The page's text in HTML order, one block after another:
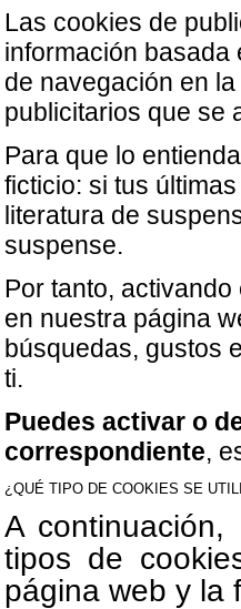
Las cookies de
información basada
de navegación en
publicitarios que se
Para que lo
ficticio: si tus
literatura de
suspense.
Por tanto,
en nuestra página
búsquedas, gustos
ti.
Puedes activar o
correspondiente,
¿QUÉ TIPO DE COOKIES SE
A
tipos de
página web y la